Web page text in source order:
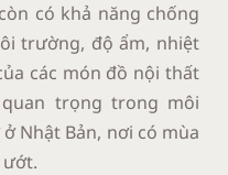
có khả năng chống
trường, độ ẩm, nhiệt
các món đồ nội thất
trọng trong môi
Nhật Bản, nơi có mùa
ướt.